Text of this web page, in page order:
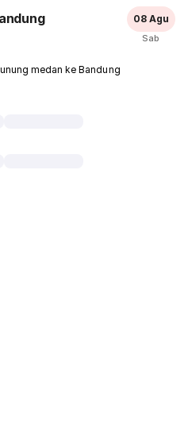
08 Agu
Sab
medan ke Bandung